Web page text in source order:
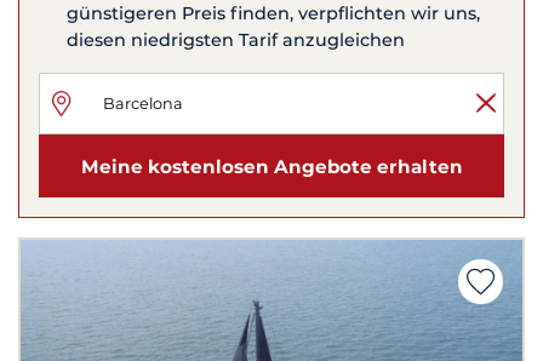
günstigeren Preis finden, verpflichten wir uns,
diesen niedrigsten Tarif anzugleichen
Meine kostenlosen Angebote erhalten